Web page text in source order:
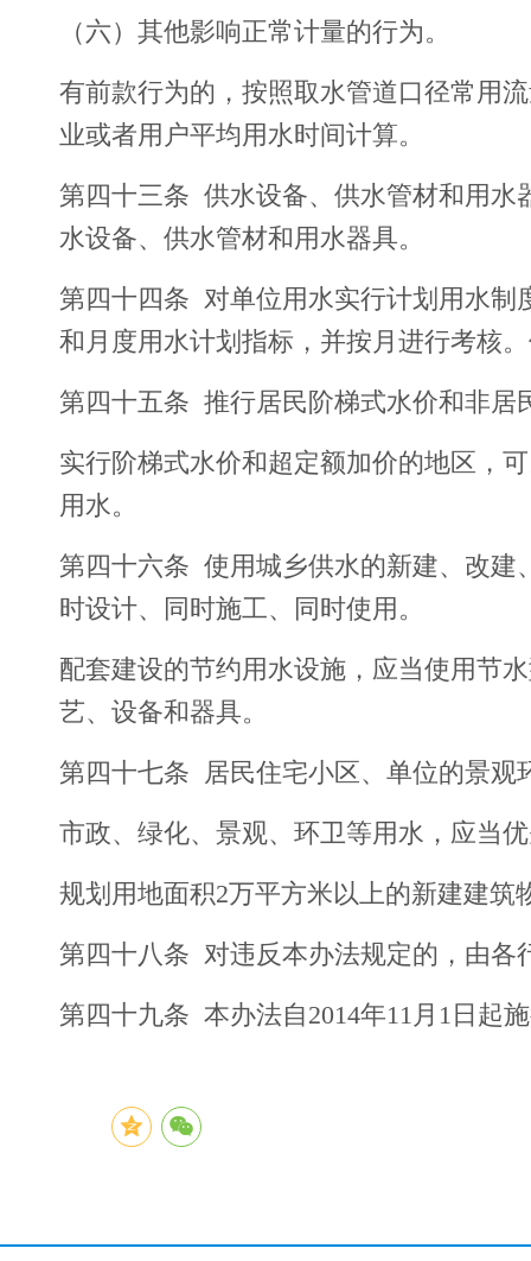
（六）其他影响正常计量的行为。
有前款行为的，按照取水管道口径常用
业或者用户平均用水时间计算。
第四十三条 供水设备、供水管材和用水
水设备、供水管材和用水器具。
第四十四条 对单位用水实行计划用水制
和月度用水计划指标，并按月进行考核
第四十五条 推行居民阶梯式水价和非居
实行阶梯式水价和超定额加价的地区，
用水。
第四十六条 使用城乡供水的新建、改建
时设计、同时施工、同时使用。
配套建设的节约用水设施，应当使用节
艺、设备和器具。
第四十七条 居民住宅小区、单位的景观
市政、绿化、景观、环卫等用水，应当
规划用地面积2万平方米以上的新建建
第四十八条 对违反本办法规定的
第四十九条 本办法自2014年11月1日起